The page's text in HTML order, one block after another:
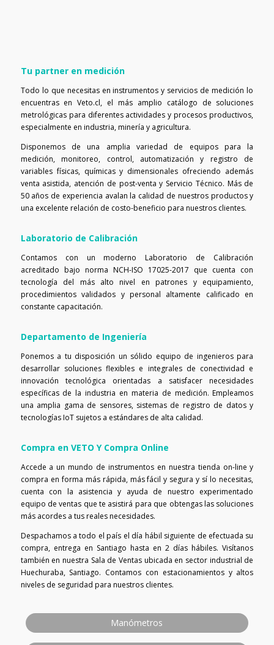
Tu partner en medición
Todo lo que necesitas en instrumentos y servicios de medición lo
encuentras en Veto.cl, el más amplio catálogo de soluciones
metrológicas para diferentes actividades y procesos productivos,
especialmente en industria, minería y agricultura.
Disponemos de una amplia variedad de equipos para la
medición, monitoreo, control, automatización y registro de
variables físicas, químicas y dimensionales ofreciendo además
venta asistida, atención de post-venta y Servicio Técnico. Más de
50 años de experiencia avalan la calidad de nuestros productos y
una excelente relación de costo-beneficio para nuestros clientes.
Laboratorio de Calibración
Contamos con un moderno Laboratorio de Calibración
acreditado bajo norma NCH-ISO 17025-2017 que cuenta con
tecnología del más alto nivel en patrones y equipamiento,
procedimientos validados y personal altamente calificado en
constante capacitación.
Departamento de Ingeniería
Ponemos a tu disposición un sólido equipo de ingenieros para
desarrollar soluciones flexibles e integrales de conectividad e
innovación tecnológica orientadas a satisfacer necesidades
específicas de la industria en materia de medición. Empleamos
una amplia gama de sensores, sistemas de registro de datos y
tecnologías IoT sujetos a estándares de alta calidad.
Compra en VETO Y Compra Online
Accede a un mundo de instrumentos en nuestra tienda on-line y
compra en forma más rápida, más fácil y segura y sí lo necesitas,
cuenta con la asistencia y ayuda de nuestro experimentado
equipo de ventas que te asistirá para que obtengas las soluciones
más acordes a tus reales necesidades.
Despachamos a todo el país el día hábil siguiente de efectuada su
compra, entrega en Santiago hasta en 2 días hábiles. Visítanos
también en nuestra Sala de Ventas ubicada en sector industrial de
Huechuraba, Santiago. Contamos con estacionamientos y altos
niveles de seguridad para nuestros clientes.
Manómetros